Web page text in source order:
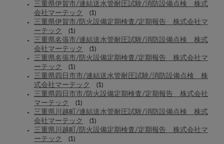
三重県伊賀市/連結送水管耐圧試験/消防設備点検 株式
会社マーテック
(1)
三重県伊賀市/防火設備定期検査/定期報告 株式会社マ
ーテック
(1)
三重県名張市/連結送水管耐圧試験/消防設備点検 株式
会社マーテック
(1)
三重県名張市/防火設備定期検査/定期報告 株式会社マ
ーテック
(1)
三重県四日市市/連結送水管耐圧試験/消防設備点検 株
式会社マーテック
(1)
三重県四日市市/防火設備定期検査/定期報告 株式会社
マーテック
(1)
三重県川越町/連結送水管耐圧試験/消防設備点検 株式
会社マーテック
(1)
三重県川越町/防火設備定期検査/定期報告 株式会社マ
ーテック
(1)